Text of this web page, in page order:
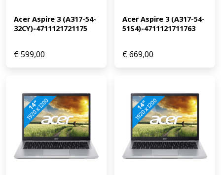
Acer Aspire 3 (A317-54-
32CY)-4711121721175
€599,00
Acer Aspire 3 (A317-54-
51S4)-4711121711763
€669,00